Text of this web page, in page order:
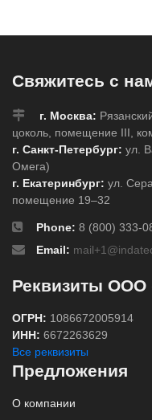
Свяжитесь с
г. Москва:
цоколь, помещение III,
г. Санкт-Петербург: ул.
Омега)
г. Екатеринбург: ул.
помещение 19–32
Phone: 8 (800) 333-
Email:
Реквизиты ООО
ОГРН: 1086672005914
ИНН: 6672263629
Все реквизиты
Предложения
О компании